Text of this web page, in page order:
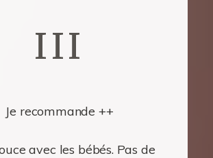
III
Je recommande ++
avec les bébés. Pas de